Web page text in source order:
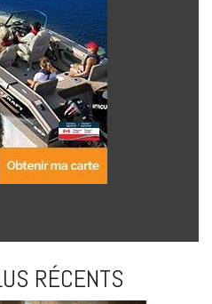
RÉCENTS